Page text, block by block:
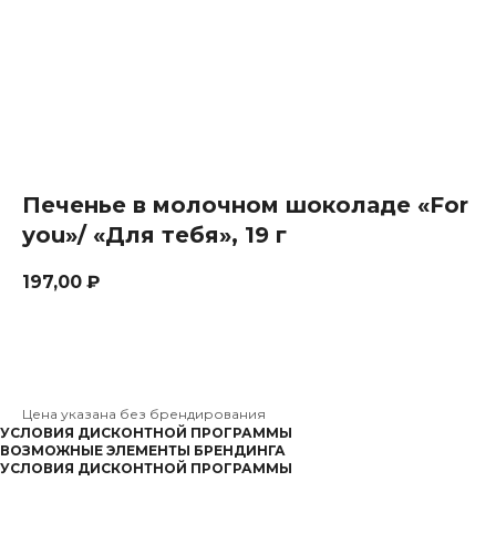
Печенье в молочном шоколаде «For
you»/ «Для тебя», 19 г
197,00 ₽
Цена указана без брендирования
УСЛОВИЯ ДИСКОНТНОЙ ПРОГРАММЫ
ВОЗМОЖНЫЕ ЭЛЕМЕНТЫ БРЕНДИНГА
УСЛОВИЯ ДИСКОНТНОЙ ПРОГРАММЫ